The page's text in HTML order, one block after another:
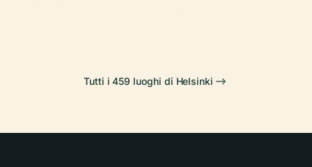
Tutti i 459 luoghi di Helsinki